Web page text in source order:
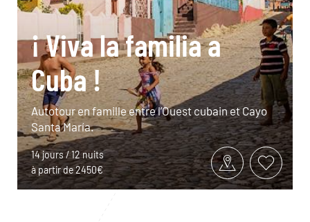
¡ Viva la familia a
Cuba !
Autotour en famille entre l’Ouest cubain et Cayo
Santa María.
14 jours / 12 nuits
à partir de 2450€